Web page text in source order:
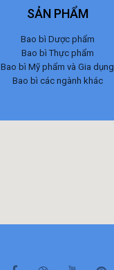
SẢN PHẨM
Bao bì Dược phẩm
Bao bì Thực phẩm
Bao bì Mỹ phẩm và Gia dụng
Bao bì các ngành khác